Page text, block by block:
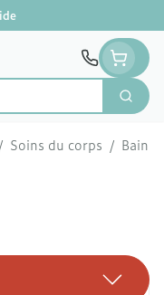
/ Soins du corps / Bain